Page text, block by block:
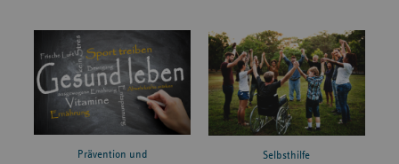
Prävention und
Selbsthilfe